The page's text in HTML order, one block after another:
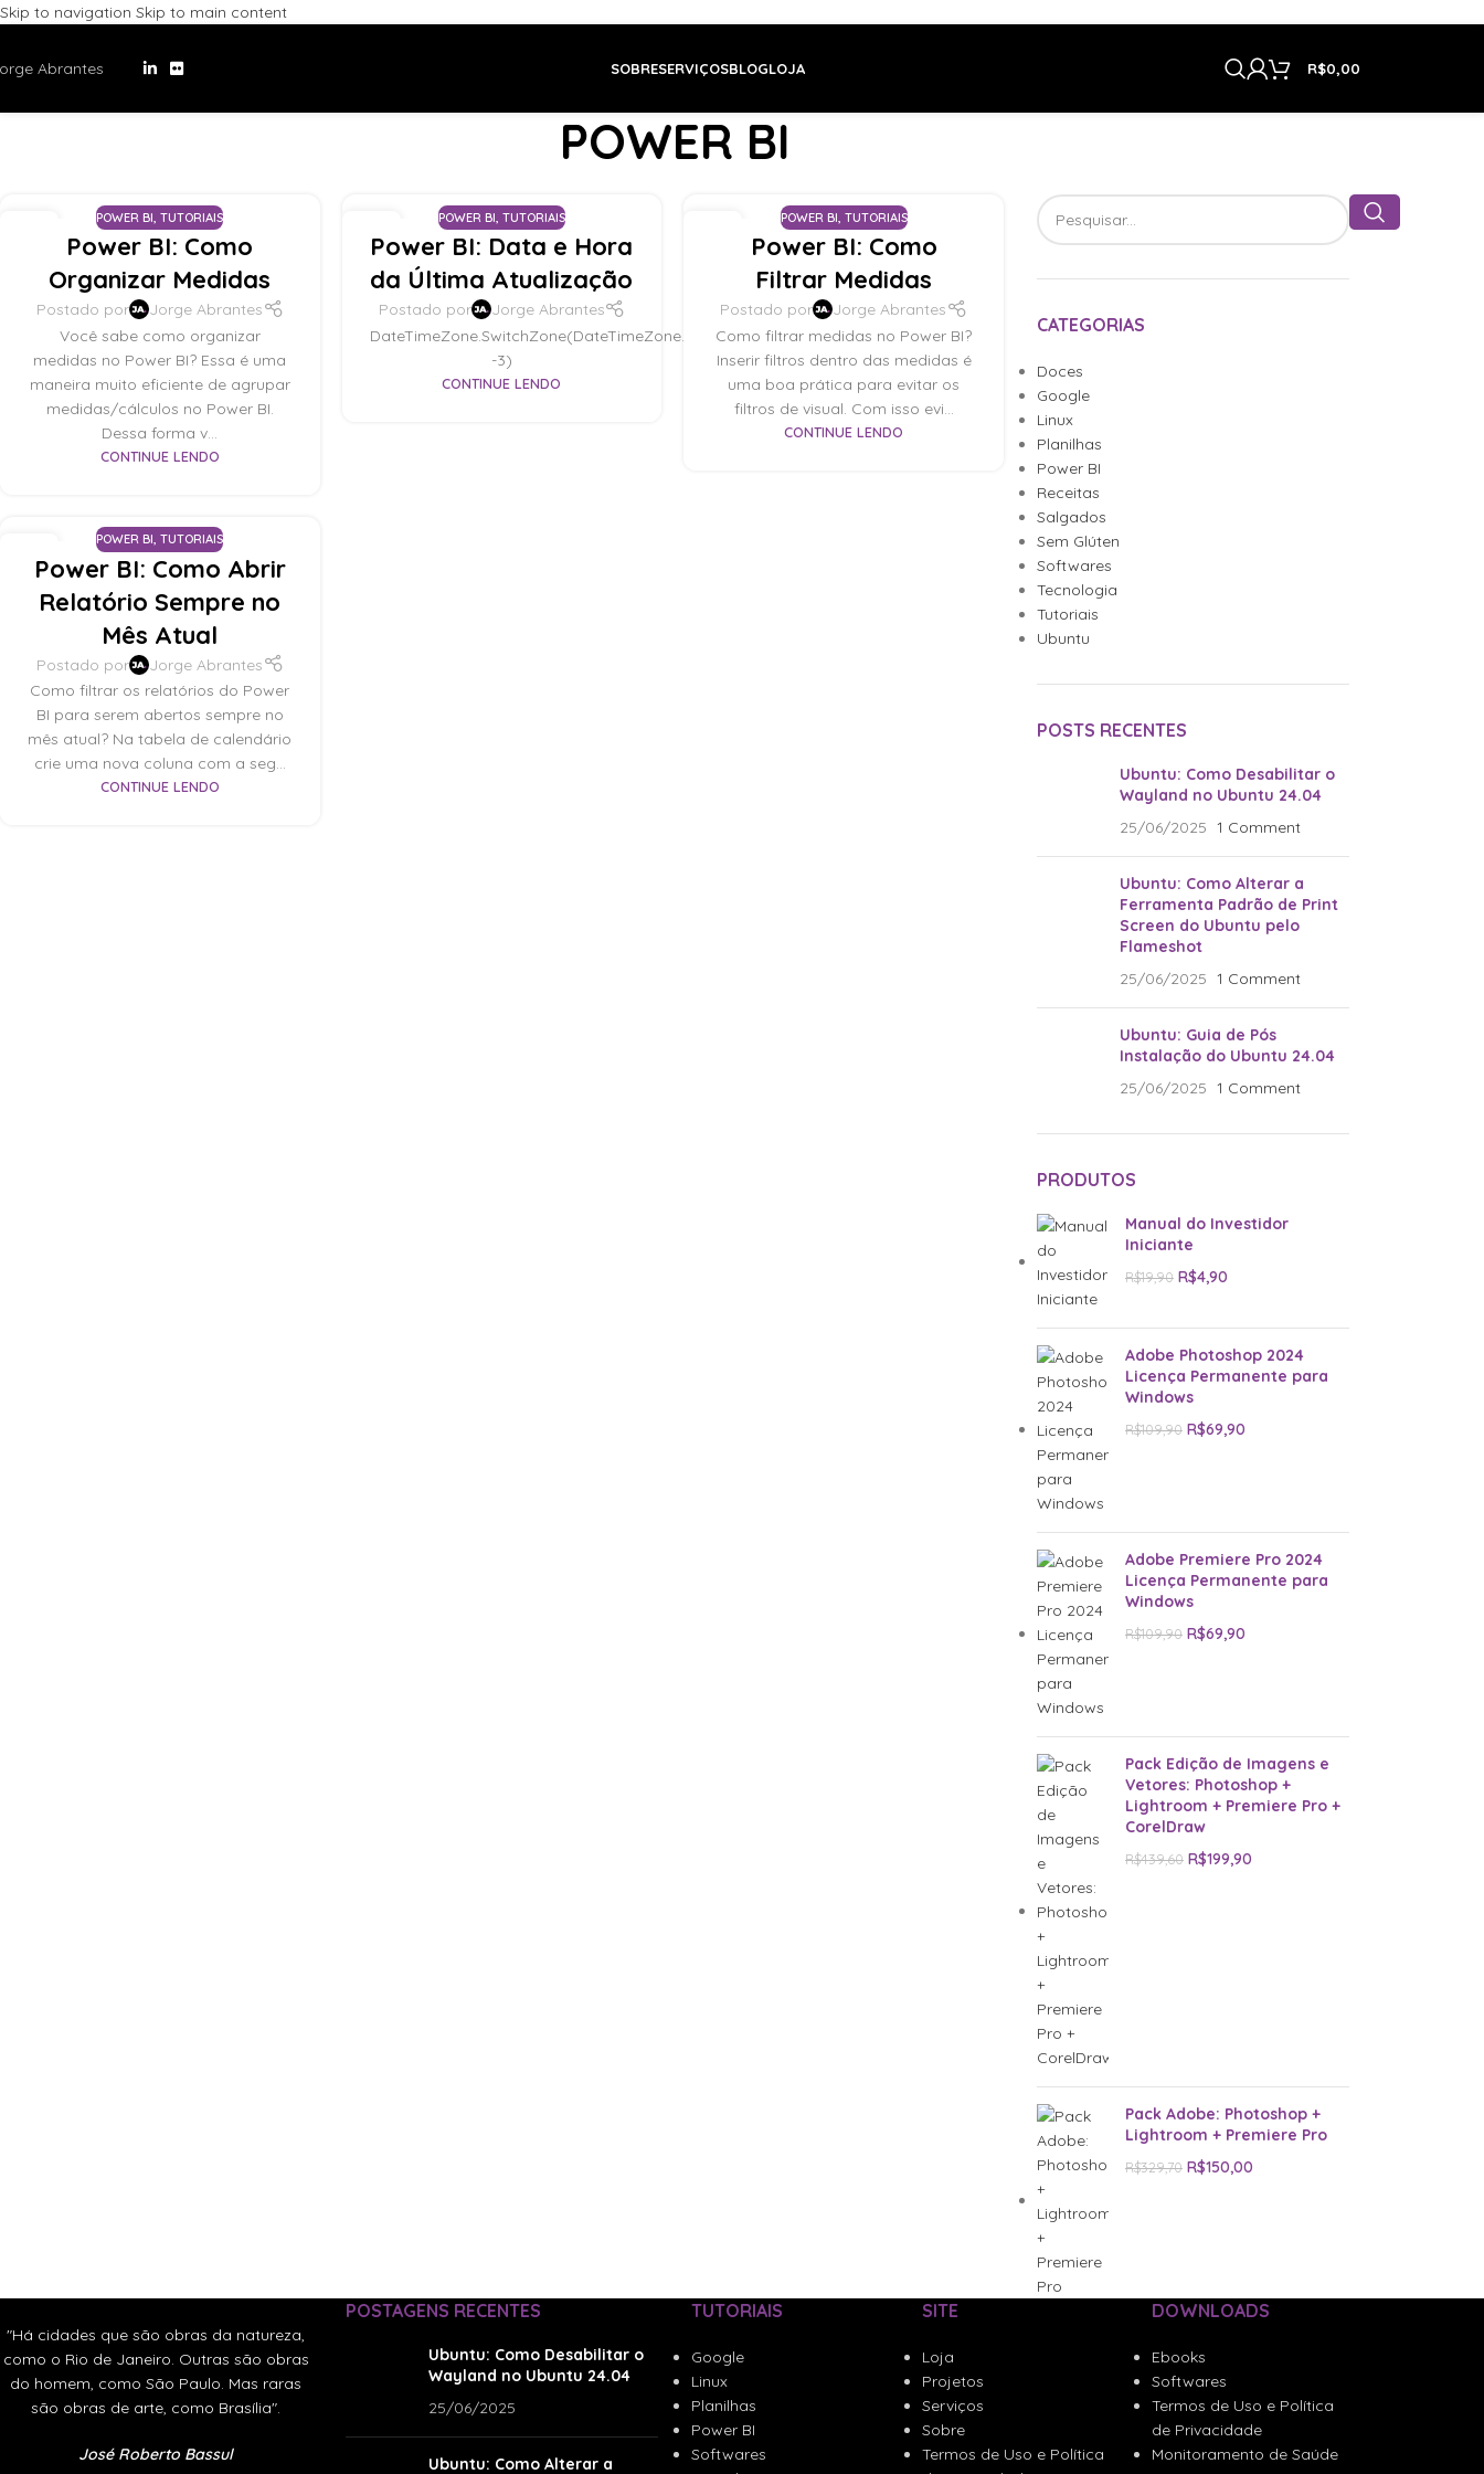
Skip to navigation Skip to main content
Abrantes SOBRESERVIÇOSBLOGLOJA R$0,00
POWER BI
POWER BI ,TUTORIAIS
Power BI: Como
Organizar Medidas
Postado por
Jorge Abrantes
Você sabe como organizar
medidas no Power BI? Essa é uma
maneira muito eficiente de agrupar
medidas/cálculos no Power BI.
Dessa forma v...
CONTINUE LENDO
24
ABR
POWER BI TUTORIAIS
Power BI: Data e Hora
da Última Atualização
Postado por
Jorge Abrantes
DateTimeZone.SwitchZone(DateTimeZone.UtcNow(),
-3)
CONTINUE LENDO
POWER BI TUTORIAIS
Power BI: Como
Filtrar Medidas
Postado por
Jorge Abrantes
Como filtrar medidas no Power BI?
Inserir filtros dentro das medidas é
uma boa prática para evitar os
filtros de visual. Com isso evi...
CONTINUE LENDO
17
OUT
POWER BI,TUTORIAIS
Power BI: Como Abrir
Relatório Sempre no
Mês Atual
Postado por
Jorge Abrantes
Como filtrar os relatórios do Power
BI para serem abertos sempre no
mês atual? Na tabela de calendário
crie uma nova coluna com a seg...
CONTINUE LENDO
CATEGORIAS
Doces
Google
Linux
Planilhas
Power BI
Receitas
Salgados
Sem Glúten
Softwares
Tecnologia
Tutoriais
Ubuntu
POSTS RECENTES
Ubuntu: Como Desabilitar o
Wayland no Ubuntu 24.04
25/06/2025 1 Comment
Ubuntu: Como Alterar a
Ferramenta Padrão de Print
Screen do Ubuntu pelo
Flameshot
25/06/2025 1 Comment
Ubuntu: Guia de Pós
Instalação do Ubuntu 24.04
25/06/2025 1 Comment
PRODUTOS
Manual do Investidor
Iniciante
R$19,90 R$4,90
Adobe Photoshop 2024
Licença Permanente para
Windows
R$109,90 R$69,90
Adobe Premiere Pro 2024
Licença Permanente para
Windows
R$109,90 R$69,90
Pack Edição de Imagens e
Vetores: Photoshop +
Lightroom + Premiere Pro +
CorelDraw
R$439,60 R$199,90
Pack Adobe: Photoshop +
Lightroom + Premiere Pro
R$329,70 R$150,00
"Há cidades que são obras da natureza,
como o Rio de Janeiro. Outras são obras
do homem, como São Paulo. Mas raras
são obras de arte, como Brasília".
José Roberto Bassul
POSTAGENS RECENTES
Ubuntu: Como Desabilitar o
Wayland no Ubuntu 24.04
25/06/2025
Ubuntu: Como Alterar a
TUTORIAIS
Google
Linux
Planilhas
Power BI
Softwares
SITE
Loja
Projetos
Serviços
Sobre
Termos de Uso e Política
DOWNLOADS
Ebooks
Softwares
Termos de Uso e Política
de Privacidade
Monitoramento de Saúde